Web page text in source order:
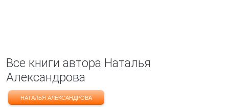
Все книги автора Наталья
Александрова
НАТАЛЬЯ АЛЕКСАНДРОВА